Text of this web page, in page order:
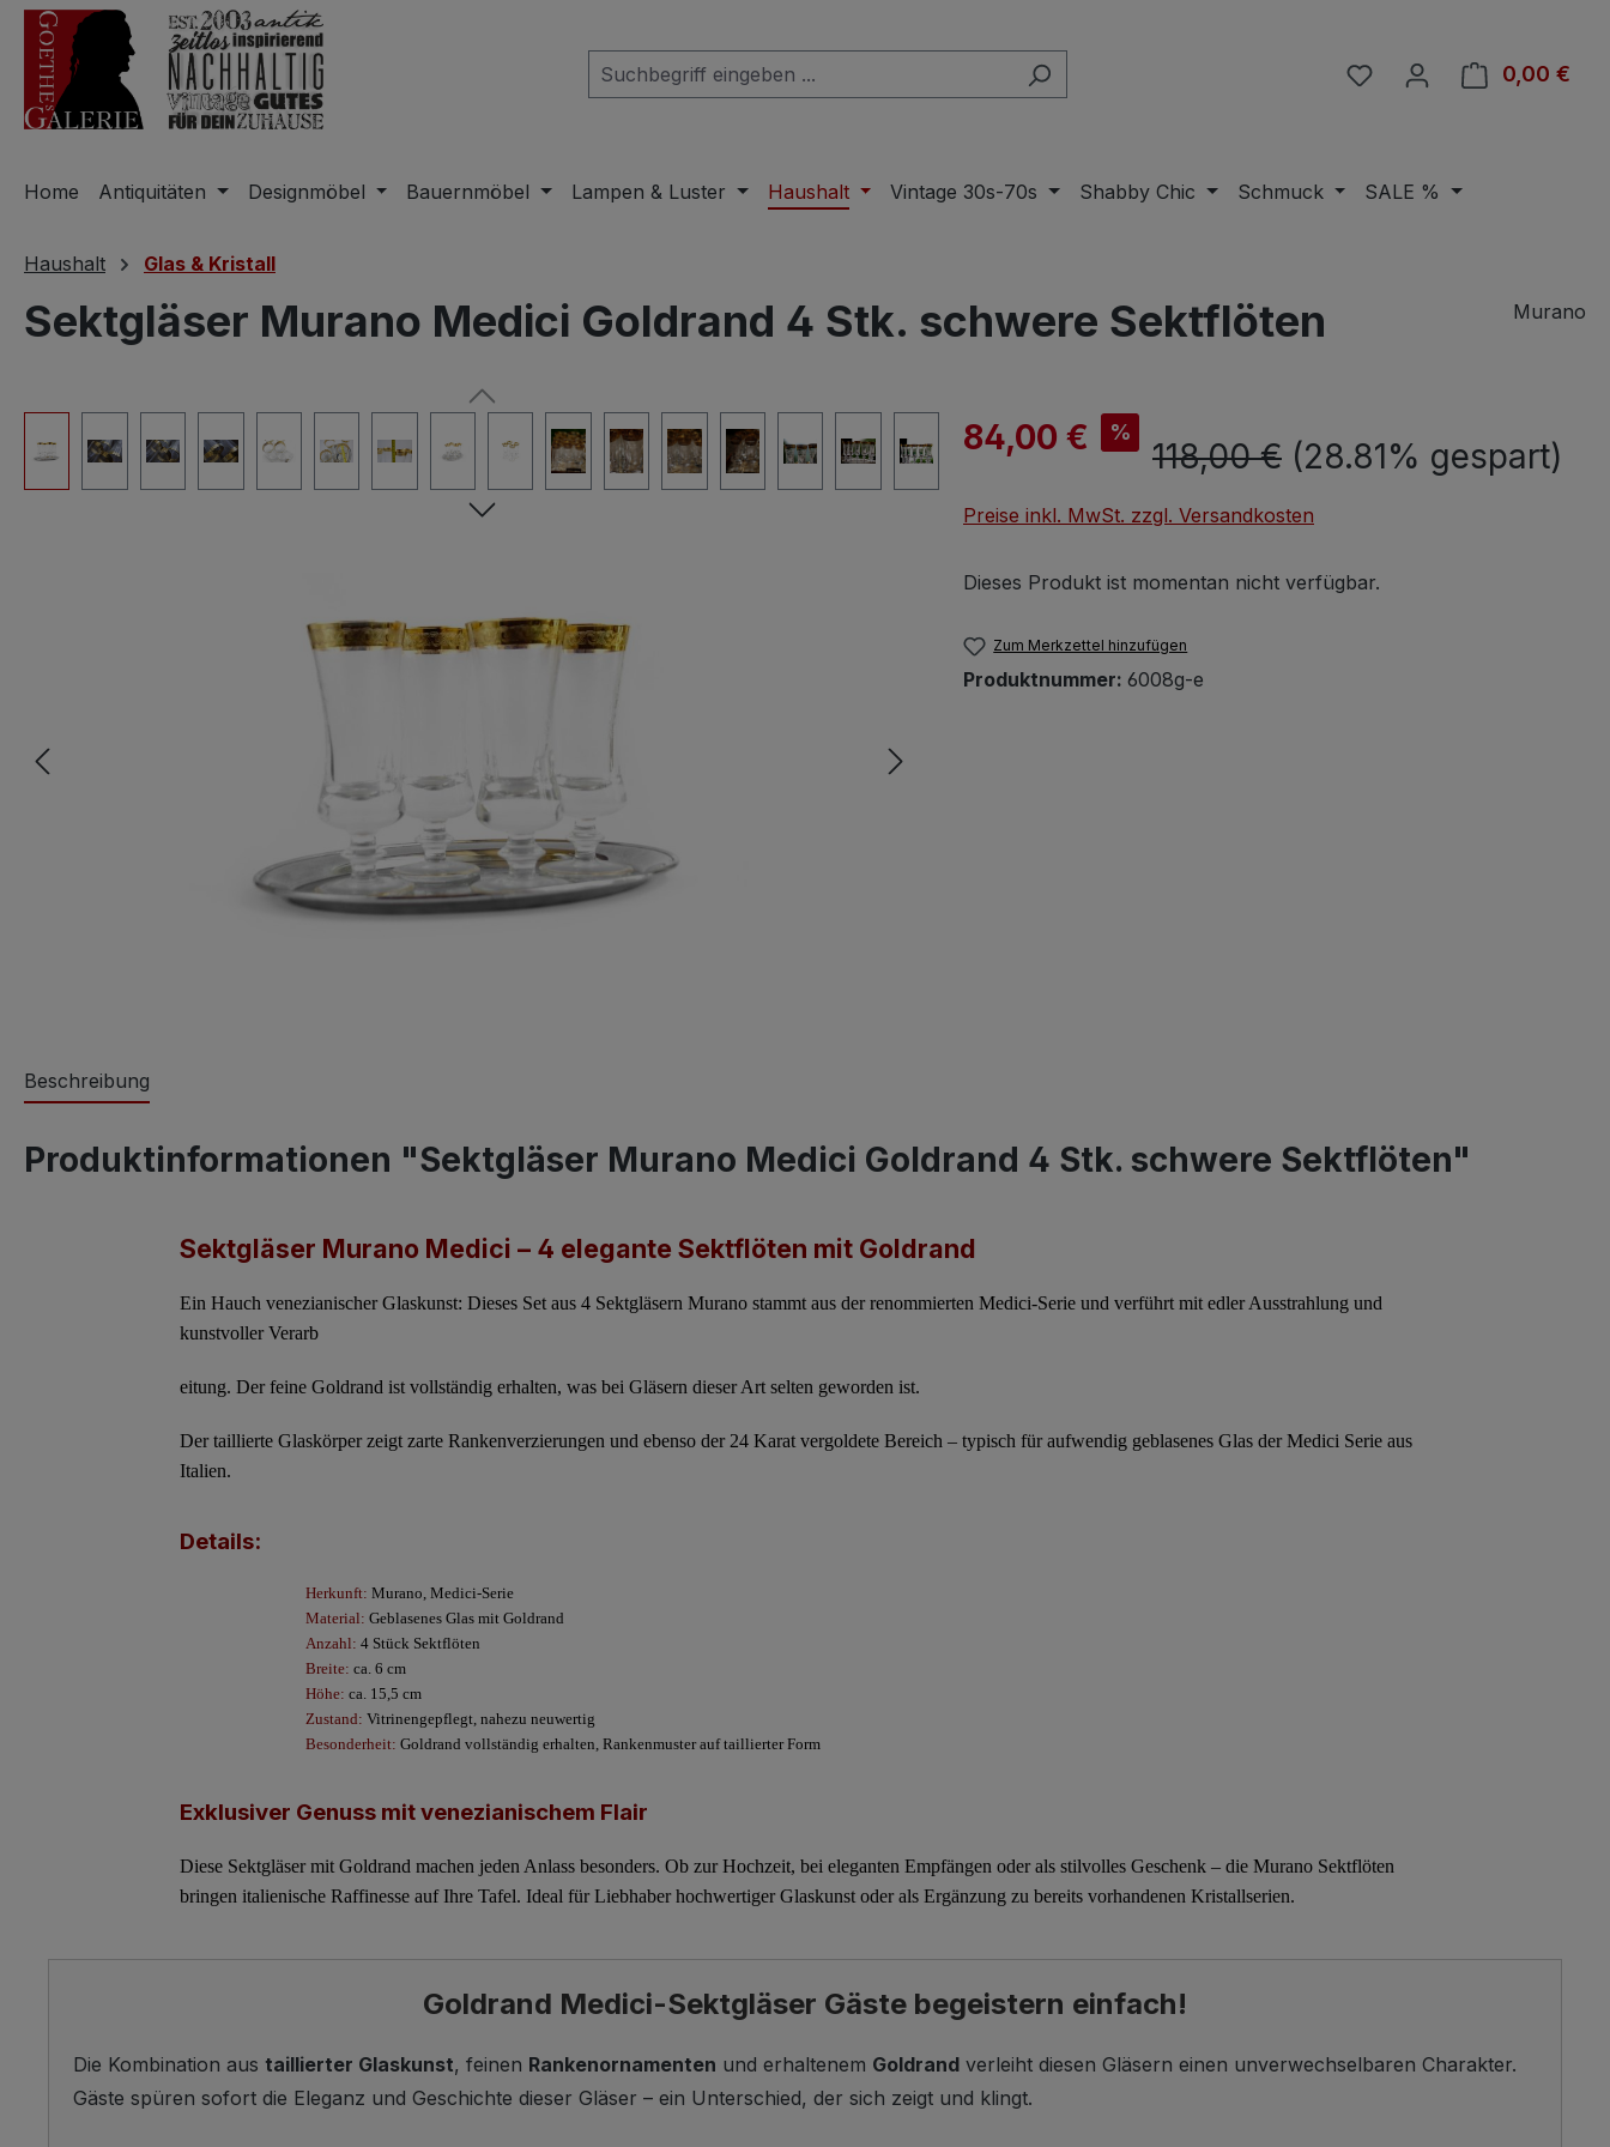
Hauptinhalt springen
Zur Suche springen
Zur Hauptnavigation springen
Du hast 0 Produkte auf
0,00 €
Home Antiquitäten Designmöbel Bauernmöbel Lampen & Luster Haushalt Vintage 30s-70s Shabby Chic Schmuck SALE %
Haushalt Glas & Kristall
Sektgläser Murano Medici Goldrand 4 Stk. schwere Sektflöten Murano
Verkaufspreis:
84,00 € %
Regulärer Preis:
118,00 € (28.81% gespart)
Preise inkl. MwSt. zzgl. Versandkosten
Dieses Produkt ist momentan nicht verfügbar.
Zum Merkzettel hinzufügen
Produktnummer: 6008g-e
Beschreibung
Produktinformationen "Sektgläser Murano Medici Goldrand 4 Stk. schwere Sektflöten"
Sektgläser Murano Medici – 4 elegante Sektflöten mit Goldrand
Ein Hauch venezianischer Glaskunst: Dieses Set aus4 Sektgläsern Murano stammt aus der renommierten Medici-Serie und verführt mit edler Ausstrahlung und
kunstvoller Verarb
eitung. Der feineGoldrand ist vollständig erhalten, was bei Gläsern dieser Art selten geworden ist.
Der taillierte Glaskörper zeigt zarteRankenverzierungen und ebenso der 24 Karat vergoldete Bereich – typisch für aufwendig geblasenes Glas der Medici Serie aus
Italien.
Details:
Herkunft: Murano, Medici-Serie
Material: Geblasenes Glas mit Goldrand
Anzahl: 4 Stück Sektflöten
Breite: ca. 6 cm
Höhe: ca. 15,5 cm
Zustand: Vitrinengepflegt, nahezu neuwertig
Besonderheit: Goldrand vollständig erhalten, Rankenmuster auf taillierter Form
Exklusiver Genuss mit venezianischem Flair
Diese Sektgläser mit Goldrand machen jeden Anlass besonders. Ob zur Hochzeit, bei eleganten Empfängen oder als stilvolles Geschenk – dieMurano Sektflöten
bringen italienische Raffinesse auf Ihre Tafel. Ideal für Liebhaber hochwertiger Glaskunst oder als Ergänzung zu bereits vorhandenen Kristallserien.
Goldrand Medici-Sektgläser Gäste begeistern einfach!
Die Kombination aus taillierter Glaskunst, feinen Rankenornamenten und erhaltenem Goldrand verleiht diesen Gläsern einen unverwechselbaren Charakter.
Gäste spüren sofort die Eleganz und Geschichte dieser Gläser – ein Unterschied, der sich zeigt und klingt.